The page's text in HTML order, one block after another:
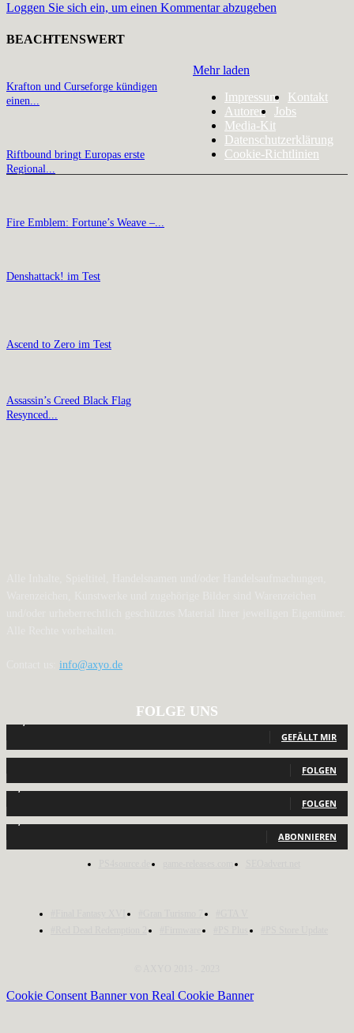
Loggen Sie sich ein, um einen Kommentar abzugeben
BEACHTENSWERT
Krafton und Curseforge kündigen
einen...
Riftbound bringt Europas erste
Regional...
Fire Emblem: Fortune’s Weave –...
Denshattack! im Test
Ascend to Zero im Test
Assassin’s Creed Black Flag
Resynced...
Mehr laden
Impressum
Kontakt
Autoren
Jobs
Media-Kit
Datenschutzerklärung
Cookie-Richtlinien
info@axyo.de
FOLGE UNS
GEFÄLLT MIR
FOLGEN
FOLGEN
ABONNIEREN
Cookie Consent Banner von Real Cookie Banner